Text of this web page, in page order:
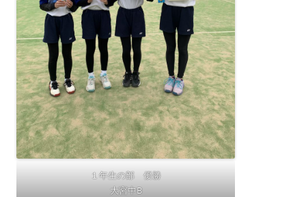
１年生の部 優勝
大宮中B